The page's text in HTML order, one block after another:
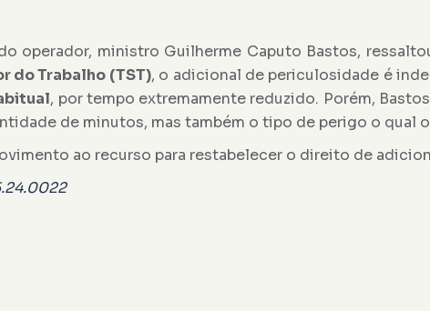
operador, ministro Guilherme Caputo Bastos,
do Trabalho (TST), o adicional de periculosidade é
, por tempo extremamente reduzido. Porém,
de minutos, mas também o tipo de perigo o qual
ao recurso para restabelecer o direito de